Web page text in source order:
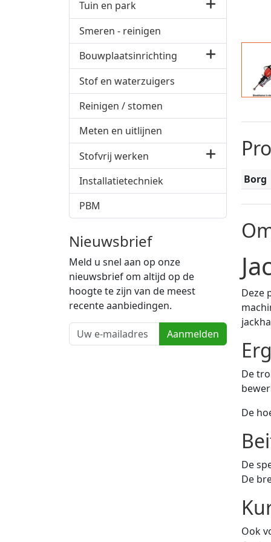
Tuin en park
Smeren - reinigen
Bouwplaatsinrichting
Stof en waterzuigers
Reinigen / stomen
Meten en uitlijnen
Stofvrij werken
Installatietechniek
PBM
Nieuwsbrief
Meld u snel aan op onze
nieuwsbrief om altijd op de
hoogte te zijn van de meest
recente aanbiedingen.
Aanmelden
Borg
Deze
De
De
De
De
Ook